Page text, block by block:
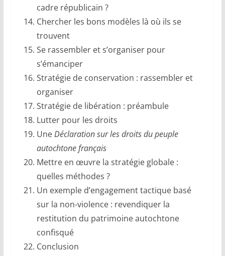
cadre républicain ?
Chercher les bons modèles là où ils se
trouvent
Se rassembler et s’organiser pour
s’émanciper
Stratégie de conservation : rassembler et
organiser
Stratégie de libération : préambule
Lutter pour les droits
UneDéclaration sur les droits du peuple
autochtone français
Mettre en œuvre la stratégie globale :
quelles méthodes ?
Un exemple d’engagement tactique basé
sur la non-violence : revendiquer la
restitution du patrimoine autochtone
confisqué
Conclusion